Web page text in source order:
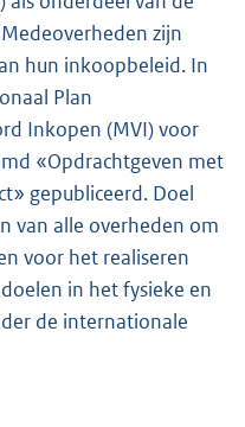
zijn
hun inkoopbeleid. In
Plan
Inkopen (MVI) voor
«Opdrachtgeven met
gepubliceerd. Doel
van alle overheden om
voor het realiseren
in het fysieke en
de internationale